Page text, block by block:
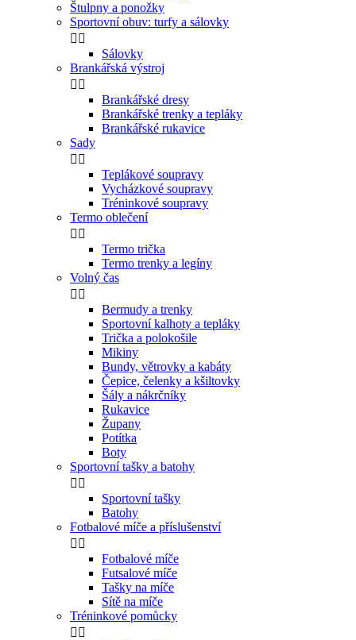
Štulpny a ponožky
Sportovní obuv: turfy a sálovky
 
Sálovky
Brankářská výstroj
 
Brankářské dresy
Brankářské trenky a tepláky
Brankářské rukavice
Sady
 
Teplákové soupravy
Vycházkové soupravy
Tréninkové soupravy
Termo oblečení
 
Termo trička
Termo trenky a legíny
Volný čas
 
Bermudy a trenky
Sportovní kalhoty a tepláky
Trička a polokošile
Mikiny
Bundy, větrovky a kabáty
Čepice, čelenky a kšiltovky
Šály a nákrčníky
Rukavice
Župany
Potítka
Boty
Sportovní tašky a batohy
 
Sportovní tašky
Batohy
Fotbalové míče a příslušenství
 
Fotbalové míče
Futsalové míče
Tašky na míče
Sítě na míče
Tréninkové pomůcky
 